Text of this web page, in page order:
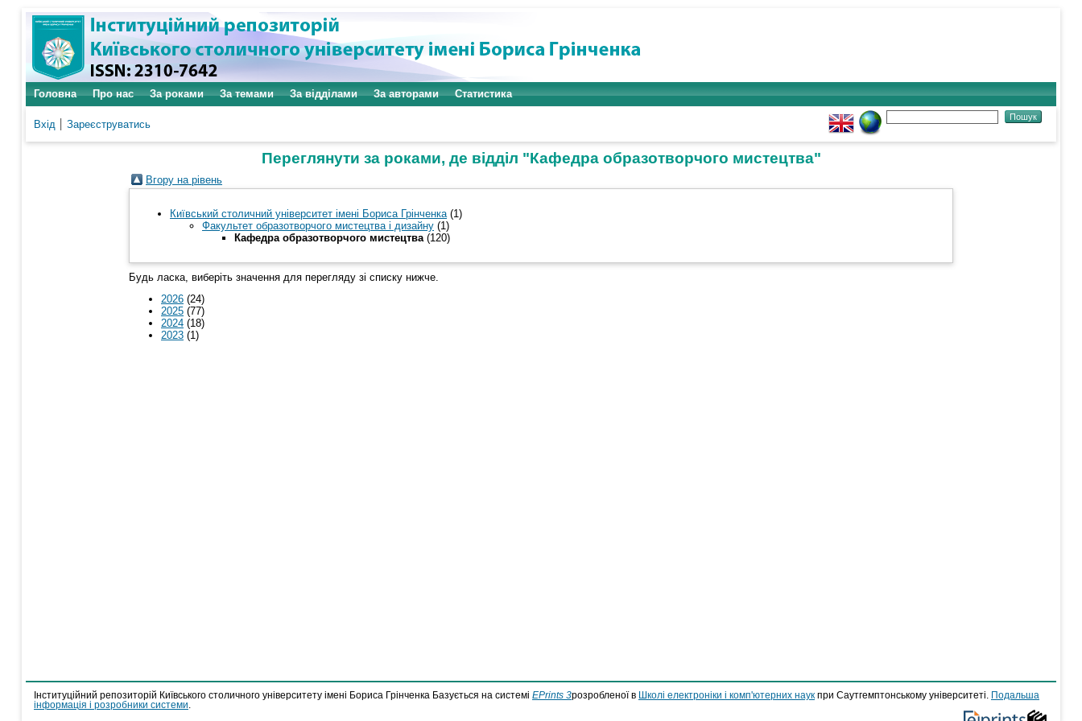
Головна Про нас За роками За темами За відділами За авторами Статистика
Вхід Зареєструватись
Переглянути за роками, де відділ "Кафедра образотворчого мистецтва"
Вгору на рівень
Київський столичний університет імені Бориса Грінченка (1)
Факультет образотворчого мистецтва і дизайну (1)
Кафедра образотворчого мистецтва (120)
Будь ласка, виберіть значення для перегляду зі списку нижче.
2026 (24)
2025 (77)
2024 (18)
2023 (1)
Інституційний репозиторій Київського столичного університету імені Бориса Грінченка Базується на системі EPrints 3розробленої в Школі електроніки і комп'ютерних наук при Саутгемптонському університеті.
Подальша
інформація і розробники системи